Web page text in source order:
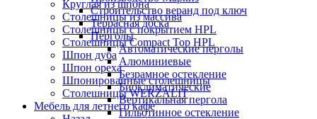
Строительство веранд под ключ
Террасная доска
Перголы
Автоматические перголы
Алюминиевые
Безрамное остекление
Биоклиматические
Вертикальная пергола
Гильотинное остекление
Круглая из шпона
Столешницы из массива
Столешницы с покрытием HPL
Столешницы Сompact Top HPL
Шпон дуба
Шпон ореха
Шпонированные столешницы
Столешницы WERZALIT
Мебель для летнего кафе